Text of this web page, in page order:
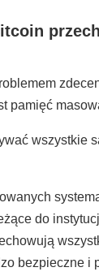
pamięć
wszystkie
do
bezpieczne i